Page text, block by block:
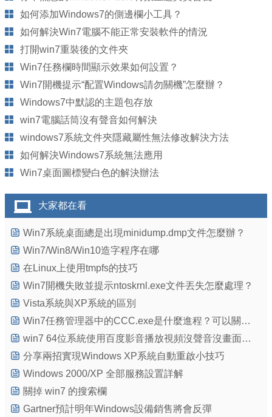
如何添加Windows7的側邊欄小工具？
如何解決Win7電腦不能正常安裝軟件的情況
打開win7重裝後的文件夾
Win7任務欄時間顯示效果如何設置？
Win7開機提示“配置Windows請勿關機”怎麼辦？
Windows7中默認的主題包存放
win7電腦話筒沒有聲音如何解決
windows7系統文件夾隱藏屬性無法修改解決方法
如何解決Windows7系統無法應用
Win7桌面圖標變白色的解決辦法
大家都在看
Win7系統桌面總是出現minidump.dmp文件怎麼辦？
Win7/Win8/Win10造字程序在哪
在Linux上使用tmpfs的技巧
Win7開機失敗並提示ntoskrnl.exe文件丟失怎麼處理？
Vista系統與XP系統的區別
Win7任務管理器中的CCC.exe是什麼進程？可以關閉嗎？
win7 64位系統使用百度影音播放視頻沒聲音沒畫面的故障原因及解決方法
分享兩招實現Windows XP系統自動重啟小技巧
Windows 2000/XP 全部服務設置詳解
關掉 win7 的搜索欄
Gartner預計明年Windows設備銷售將會反彈